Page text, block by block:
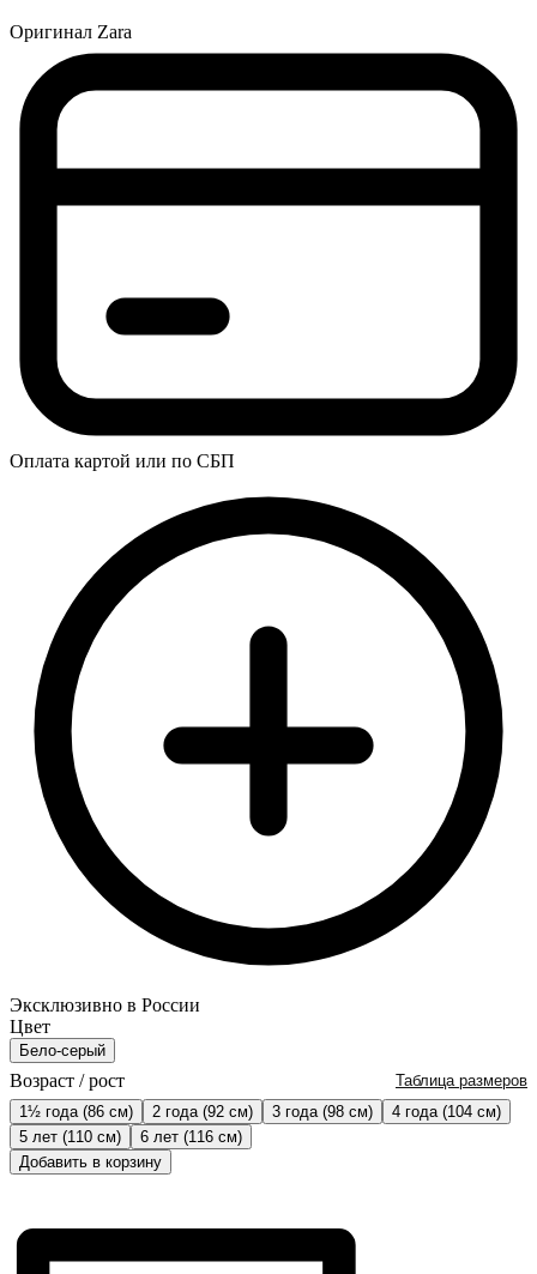
Оригинал Zara
Оплата картой или по СБП
Эксклюзивно в России
Цвет
Бело-серый
Возраст / рост
Таблица размеров
1½ года (86 см)
2 года (92 см) 3 года (98 см)
4 года (104 см)
5 лет (110 см)
6 лет (116 см)
Добавить в корзину